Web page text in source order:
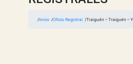
Inicio Oficio Registral Traiguén – Traiguén –